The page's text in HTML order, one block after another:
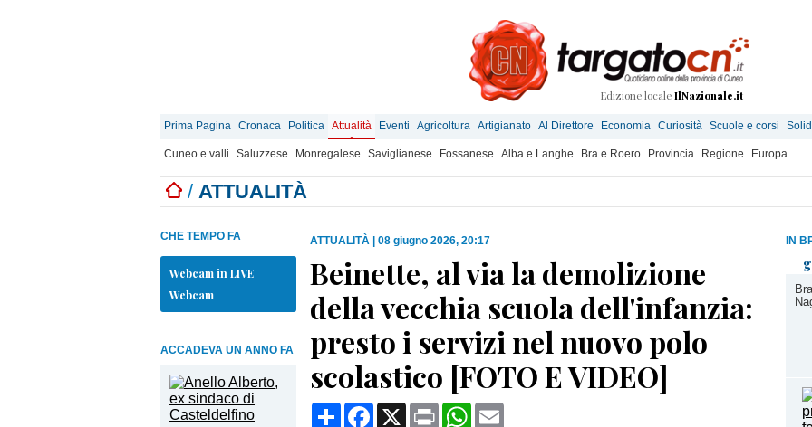
Edizione locale IlNazionale.it
Prima Pagina Cronaca Politica Attualità Eventi Agricoltura Artigianato Al Direttore Economia Curiosità Scuole e corsi
Cuneo e valli Saluzzese Monregalese Saviglianese Fossanese Alba e Langhe Bra e Roero Provincia Regione Europa
/ ATTUALITÀ
IN
CHE TEMPO FA
Webcam in LIVE
Webcam
ACCADEVA UN ANNO FA
ATTUALITÀ 08 giugno 2026, 20:17
Beinette, al via la demolizione
della vecchia scuola dell'infanzia:
presto i servizi nel nuovo polo
scolastico [FOTO E VIDEO]
CondividiFacebook
X Print WhatsApp